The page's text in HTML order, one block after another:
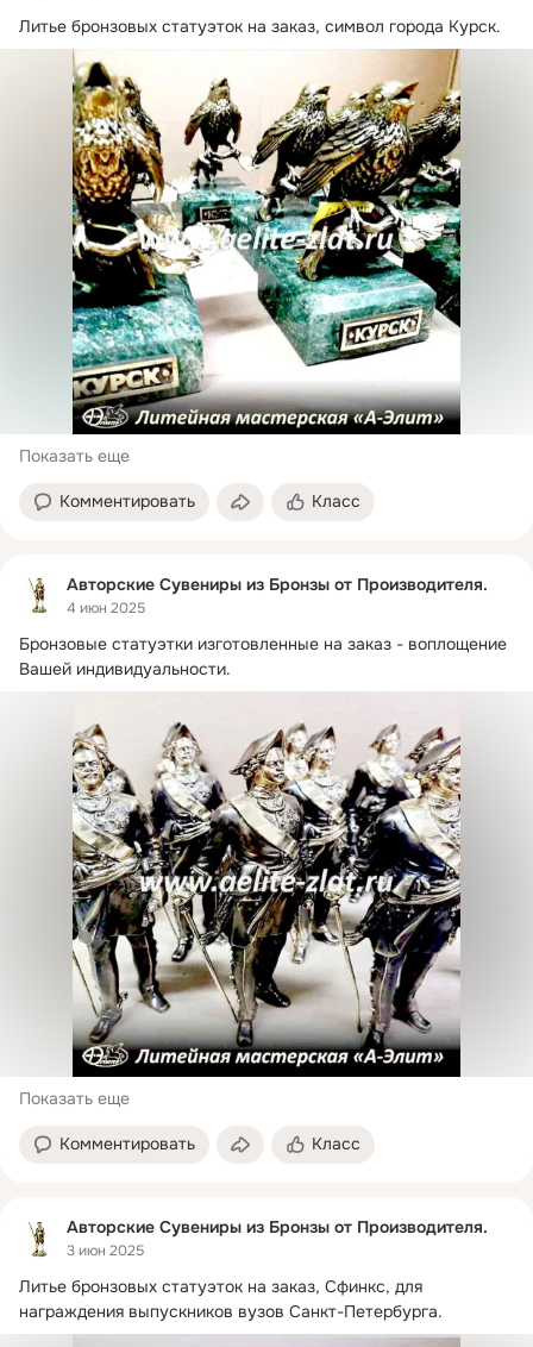
Литье бронзовых статуэток на заказ, символ города Курск.
Показать еще
Комментировать Класс
Авторские Сувениры из Бронзы от Производителя.
4 июн 2025
Бронзовые статуэтки изготовленные на заказ - воплощение
Вашей индивидуальности.
Показать еще
Комментировать Класс
Авторские Сувениры из Бронзы от Производителя.
3 июн 2025
Литье бронзовых статуэток на заказ, Сфинкс, для
награждения выпускников вузов Санкт-Петербурга.